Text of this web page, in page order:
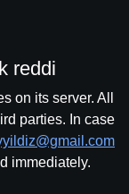
reddi
on its server. All
parties. In case
immediately.